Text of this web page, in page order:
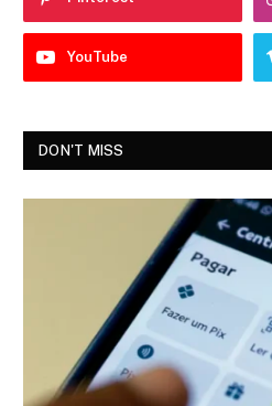
YouTube
DON'T MISS